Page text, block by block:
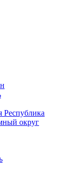
Республика
округ